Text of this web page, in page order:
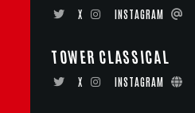
X INSTAGRAM
TOWER CLASSICAL
X INSTAGRAM